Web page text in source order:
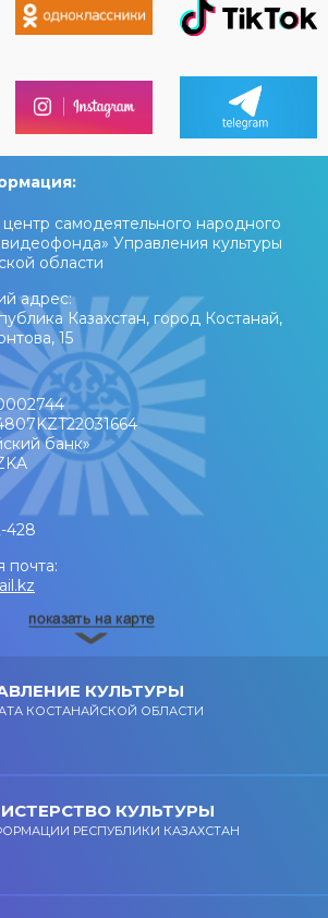
самодеятельного народного
Управления культуры
области
адрес:
Казахстан, город Костанай,
15
банк»
428
почта:
КУЛЬТУРЫ
КОСТАНАЙСКОЙ ОБЛАСТИ
КУЛЬТУРЫ
РЕСПУБЛИКИ КАЗАХСТАН